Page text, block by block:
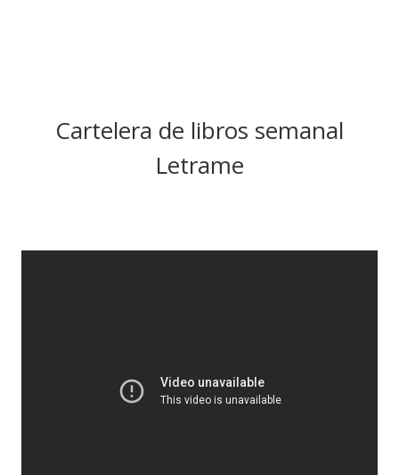
Cartelera de libros semanal
Letrame